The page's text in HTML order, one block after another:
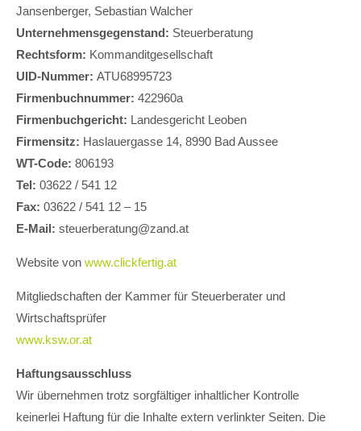
We offer support for our customers
Mon - Fri 8:00am - 5:00pm(GMT +1)
Get in touch
Cybersteel Inc.
376-293 City Road, Suite 600
+44 1234 567 890
info@yourdomain.com
Jansenberger, Sebastian Walcher
Unternehmensgegenstand: Steuerberatung
Rechtsform: Kommanditgesellschaft
UID-Nummer: ATU68995723
Firmenbuchnummer: 422960a
Firmenbuchgericht: Landesgericht Leoben
Firmensitz: Haslauergasse 14, 8990 Bad Aussee
WT-Code: 806193
Tel: 03622 / 541 12
Fax: 03622 / 541 12 – 15
E-Mail: steuerberatung@zand.at
Website von www.clickfertig.at
Mitgliedschaften der Kammer für Steuerberater und
Wirtschaftsprüfer
www.ksw.or.at
Haftungsausschluss
Wir übernehmen trotz sorgfältiger inhaltlicher Kontrolle
keinerlei Haftung für die Inhalte extern verlinkter Seiten. Die